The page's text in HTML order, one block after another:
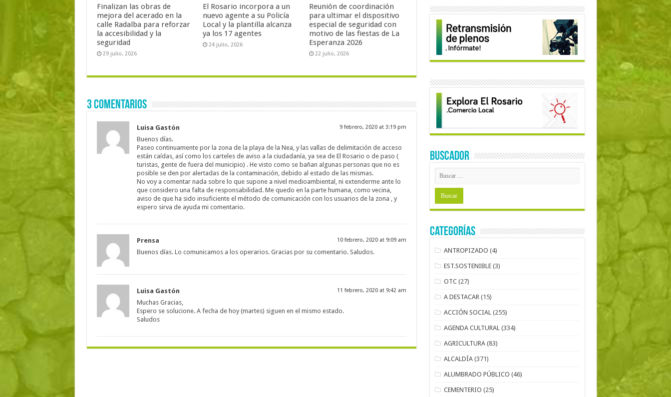
Finalizan las obras de
mejora del acerado en la
calle Radalba para reforzar
la accesibilidad y la
seguridad
29 julio, 2026
El Rosario incorpora a un
nuevo agente a su Policía
Local y la plantilla alcanza
ya los 17 agentes
24 julio, 2026
Reunión de coordinación
para ultimar el dispositivo
especial de seguridad con
motivo de las fiestas de La
Esperanza 2026
22 julio, 2026
3 comentarios
Luisa Gastón 9 febrero, 2020 at 3:19 pm
Buenos días.
Paseo continuamente por la zona de la playa de la Nea, y las vallas de delimitación de acceso
están caídas, así como los carteles de aviso a la ciudadanía, ya sea de El Rosario o de paso (
turistas, gente de fuera del municipio) . He visto como se bañan algunas personas que no es
posible se den por alertadas de la contaminación, debido al estado de las mismas.
No voy a comentar nada sobre lo que supone a nivel medioambiental, ni extenderme ante lo
que considero una falta de responsabilidad. Me quedo en la parte humana, como vecina,
aviso de que ha sido insuficiente el método de comunicación con los usuarios de la zona , y
espero sirva de ayuda mi comentario.
Prensa 10 febrero, 2020 at 9:09 am
Buenos días. Lo comunicamos a los operarios. Gracias por su comentario. Saludos.
Luisa Gastón 11 febrero, 2020 at 9:42 am
Muchas Gracias,
Espero se solucione. A fecha de hoy (martes) siguen en el mismo estado.
Saludos
BUSCADOR
Categorías
ANTROPIZADO (4)
EST.SOSTENIBLE (3)
OTC (27)
A DESTACAR (15)
ACCIÓN SOCIAL (255)
AGENDA CULTURAL (334)
AGRICULTURA (83)
ALCALDÍA (371)
ALUMBRADO PÚBLICO (46)
CEMENTERIO (25)